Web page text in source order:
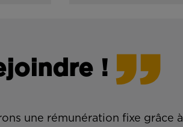
!
une rémunération fixe grâce à